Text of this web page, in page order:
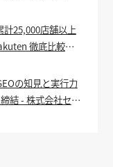
計25,000店舗以上
徹底比較
の知見と実行力
結 - 株式会社セプ